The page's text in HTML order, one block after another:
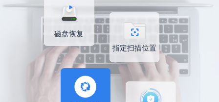
磁盘恢复
指定扫描位置